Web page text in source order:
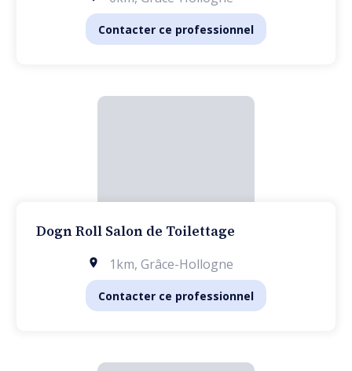
Contacter ce professionnel
Dogn Roll Salon de Toilettage
1km, Grâce-Hollogne
Contacter ce professionnel